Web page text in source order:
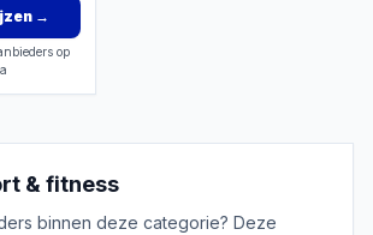
→
op
& fitness
binnen deze categorie? Deze